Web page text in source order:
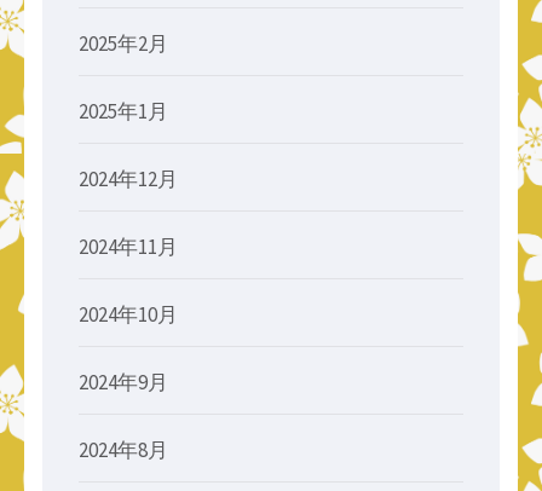
2025年2月
2025年1月
2024年12月
2024年11月
2024年10月
2024年9月
2024年8月